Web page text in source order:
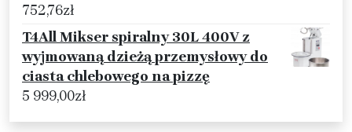
752,76zł
T4All Mikser spiralny 30L 400V z
wyjmowaną dzieżą przemysłowy do
ciasta chlebowego na pizzę
5 999,00zł